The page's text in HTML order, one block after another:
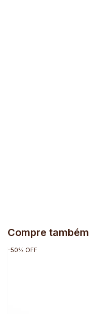
Compre também
-50% OFF